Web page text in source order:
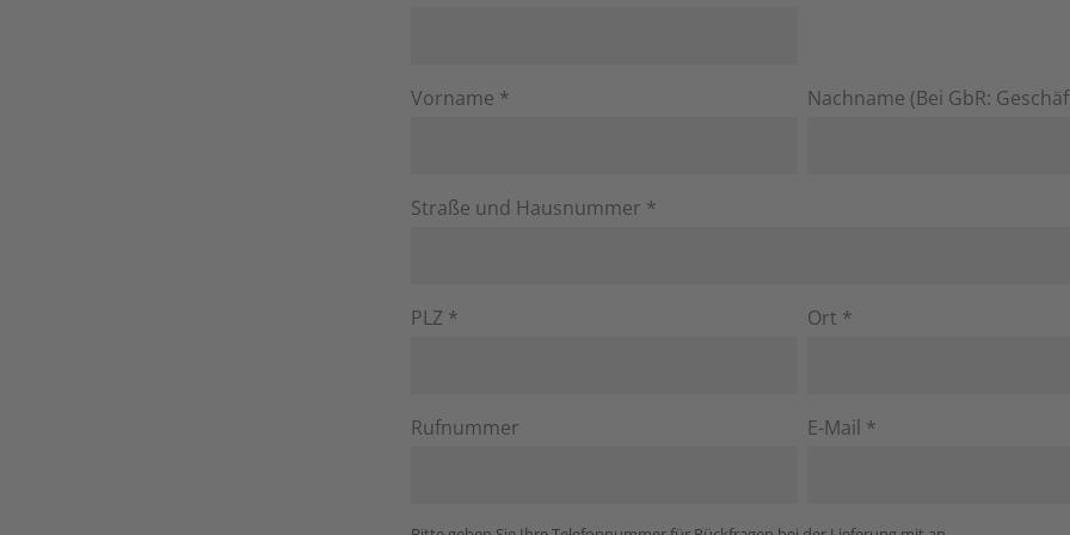
Vorname * Nachname (Bei GbR:
Straße und Hausnummer *
PLZ * Ort *
Rufnummer E-Mail *